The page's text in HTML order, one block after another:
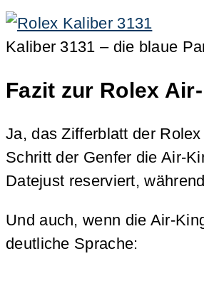
Kaliber 3131 – die blaue
Fazit zur Rolex
Ja, das Zifferblatt der
Schritt der Genfer die Air-
Datejust reserviert,
Und auch, wenn die Air-
deutliche Sprache: